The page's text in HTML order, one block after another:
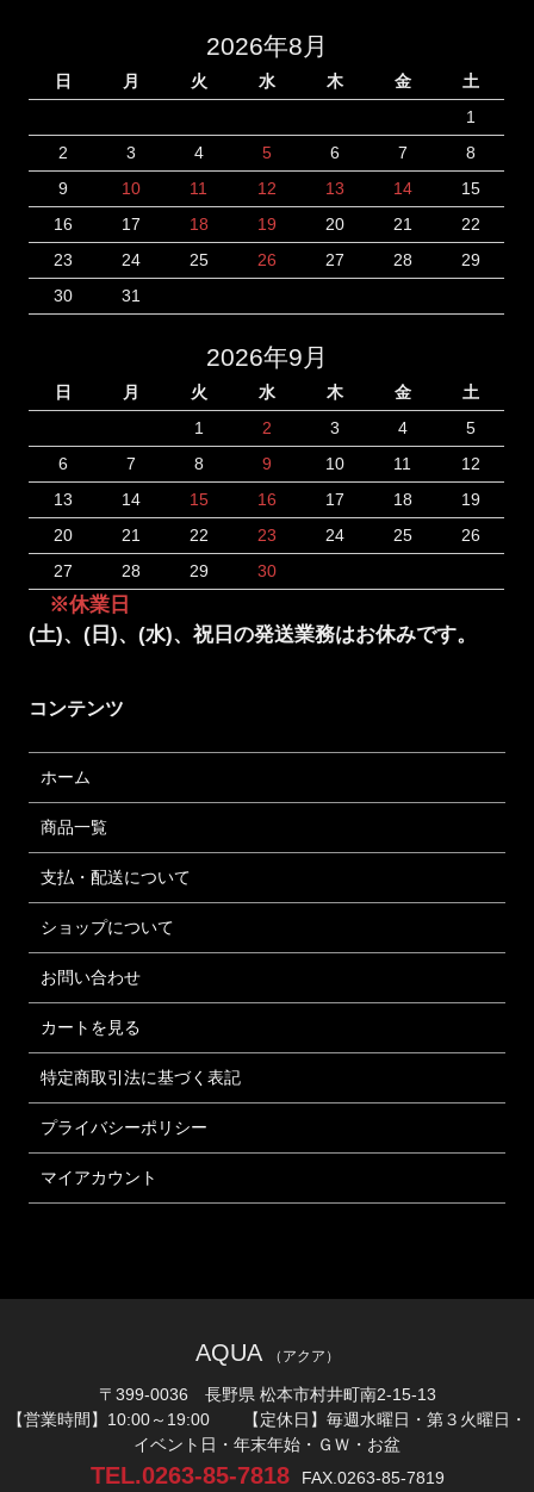
2026年8月
日 月 火 水 木 金
土
1
2
3 4 5 6 7
8
9
10 11 12 13 14
15
16
17 18 19 20 21
22
23
24 25 26 27 28
29
30
31
2026年9月
日 月 火 水 木 金
土
1
2 3 4
5
6
7 8 9 10 11
12
13
14 15 16 17 18
19
20
21 22 23 24 25
26
27
28 29 30
※休業日
(土)、(日)、(水)、祝日の発送業務はお休みです。
コンテンツ
ホーム
商品一覧
支払・配送について
ショップについて
お問い合わせ
カートを見る
特定商取引法に基づく表記
プライバシーポリシー
マイアカウント
AQUA （アクア）
〒399-0036 長野県 松本市村井町南2-15-13
【営業時間】10:00～19:00 【定休日】毎週水曜日・第３火曜日・
イベント日・年末年始・ＧＷ・お盆
TEL.0263-85-7818 FAX.0263-85-7819